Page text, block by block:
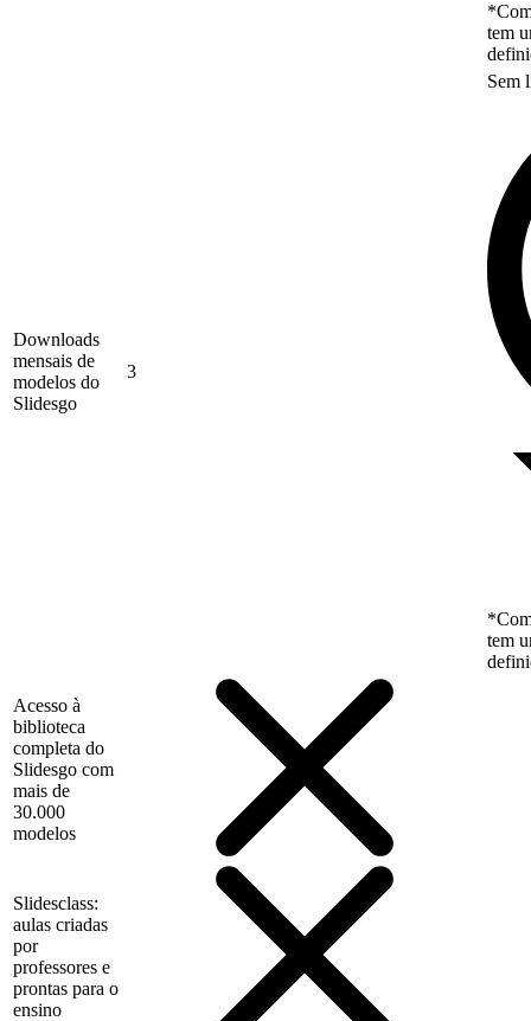
tem
Downloads
mensais de
modelos do
Slidesgo
3
Sem
tem
Acesso à
biblioteca
completa do
Slidesgo com
mais de
30.000
modelos
Slidesclass:
aulas criadas
por
professores e
prontas para o
ensino